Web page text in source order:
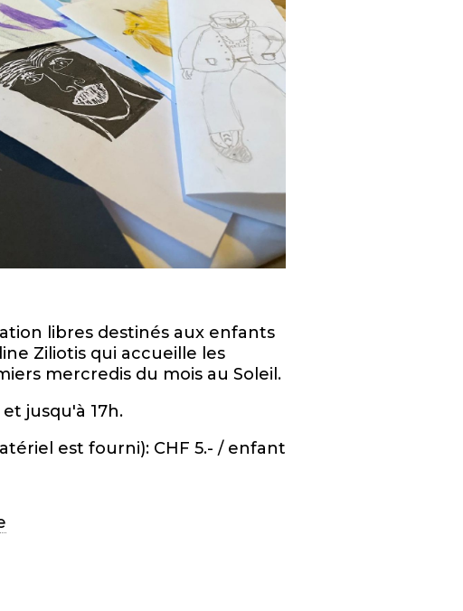
libres destinés aux enfants
Ziliotis qui accueille les
mercredis du mois au Soleil.
jusqu'à 17h.
est fourni): CHF 5.- / enfant